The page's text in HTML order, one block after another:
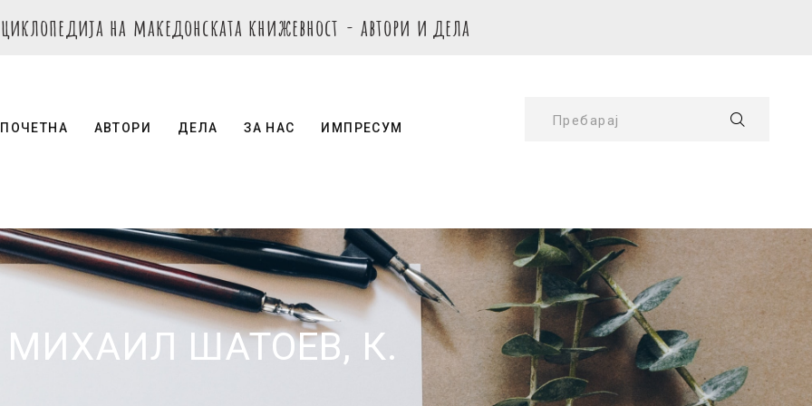
на македонската книжевност - автори и дела
ПОЧЕТНА АВТОРИ ДЕЛА ЗА НАС ИМПРЕСУМ Пребарај
МИХАИЛ ШАТОЕВ, К.